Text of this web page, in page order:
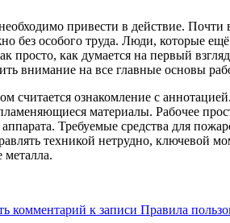
привести в действие.
без особого труда. Люди, которые
просто, как думается на первый
внимание на все главные основы
ознакомление с
материалы. Рабочее
Требуемые средства для
техникой нетрудно, ключевой
металла.
комментарий к записи Правила